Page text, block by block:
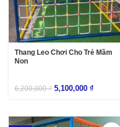
Thang Leo Chơi Cho Trẻ Mầm
Non
6,200,000₫ 5,100,000 ₫